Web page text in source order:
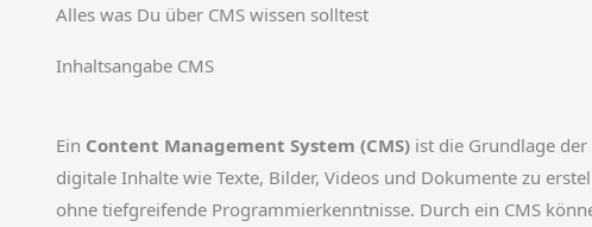
Alles was Du über CMS wissen solltest
Inhaltsangabe CMS
Ein Content Management System (CMS) ist die Grundlage
digitale Inhalte wie Texte, Bilder, Videos und Dokumente zu
ohne tiefgreifende Programmierkenntnisse. Durch ein CMS